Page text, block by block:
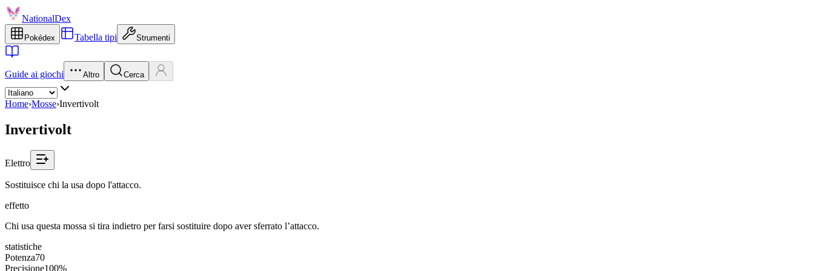
NationalDex
Pokédex Tabella tipi Strumenti
Guide ai giochi Altro Cerca
Home›Mosse›Invertivolt
Invertivolt
Elettro
Sostituisce chi la usa dopo l'attacco.
effetto
Chi usa questa mossa si tira indietro per farsi sostituire dopo aver sferrato l’attacco.
statistiche
Potenza70
Precisione100%